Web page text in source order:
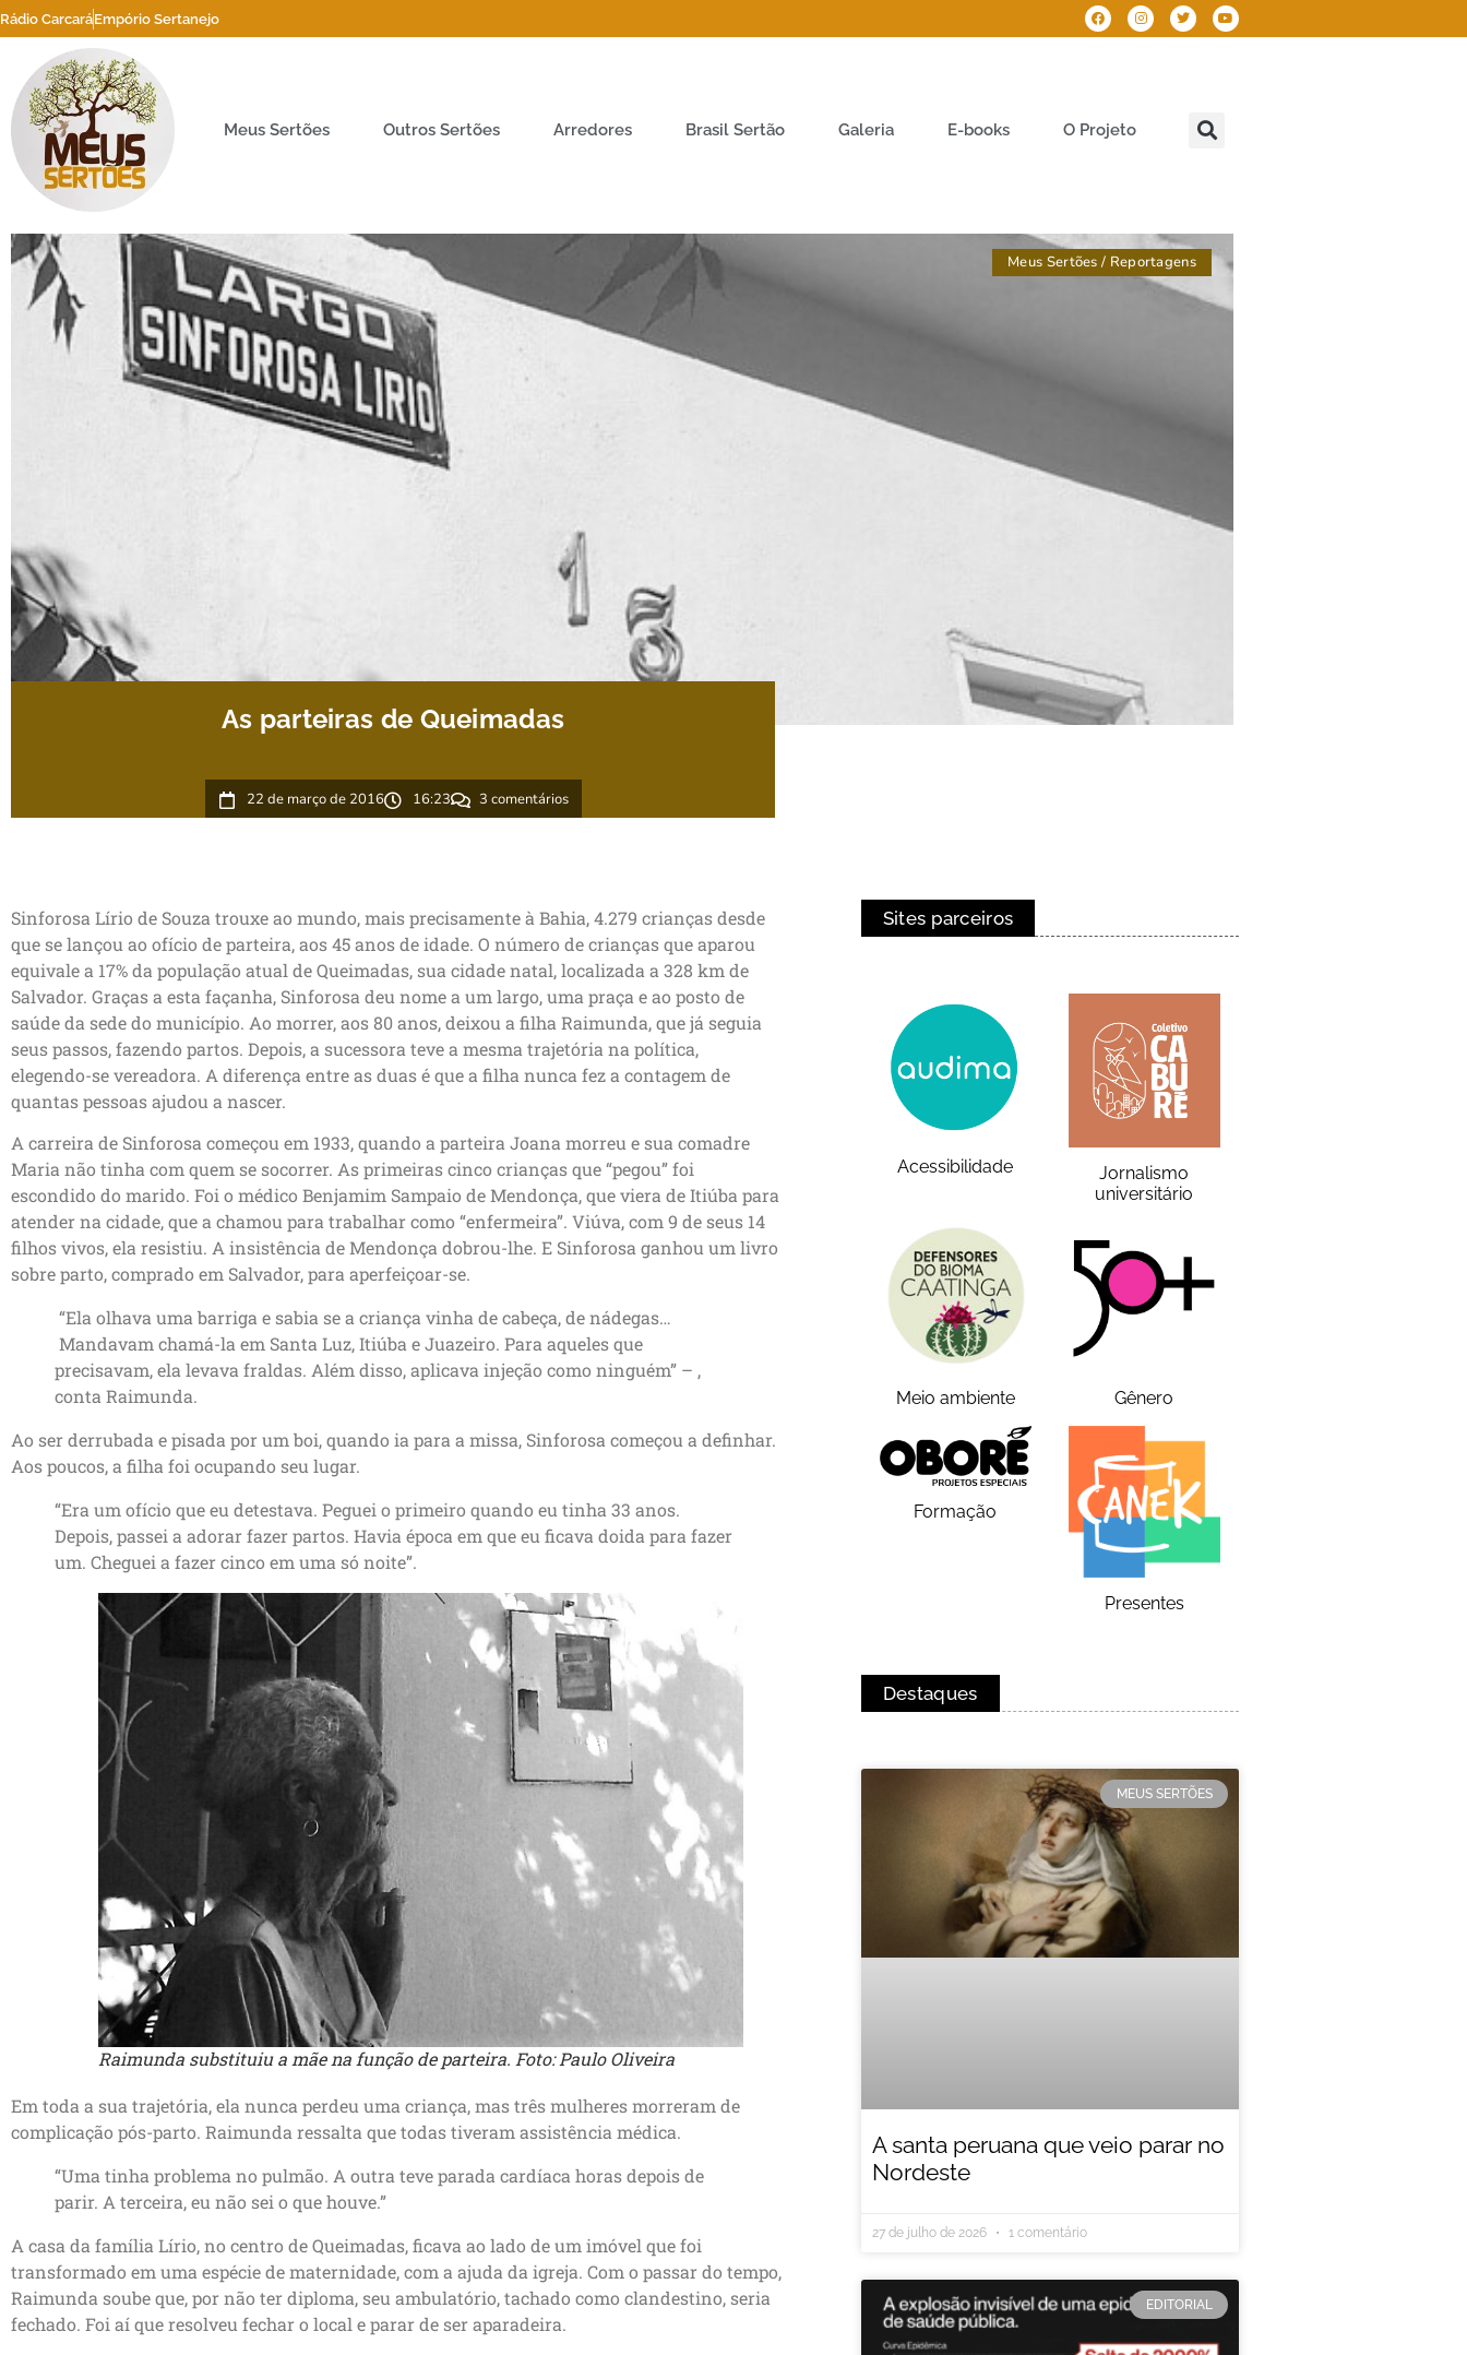
Rádio CarcaráEmpório Sertanejo
Meus Sertões Outros Sertões Arredores Brasil Sertão Galeria E-books O Projeto
Meus Sertões / Reportagens
As parteiras de Queimadas
22 de março de 2016 16:23 3 comentários
Sinforosa Lírio de Souza trouxe ao mundo, mais precisamente à Bahia, 4.279 crianças desde
que se lançou ao ofício de parteira, aos 45 anos de idade. O número de crianças que aparou
equivale a 17% da população atual de Queimadas, sua cidade natal, localizada a 328 km de
Salvador. Graças a esta façanha, Sinforosa deu nome a um largo, uma praça e ao posto de
saúde da sede do município. Ao morrer, aos 80 anos, deixou a filha Raimunda, que já seguia
seus passos, fazendo partos. Depois, a sucessora teve a mesma trajetória na política,
elegendo-se vereadora. A diferença entre as duas é que a filha nunca fez a contagem de
quantas pessoas ajudou a nascer.
A carreira de Sinforosa começou em 1933, quando a parteira Joana morreu e sua comadre
Maria não tinha com quem se socorrer. As primeiras cinco crianças que “pegou” foi
escondido do marido. Foi o médico Benjamim Sampaio de Mendonça, que viera de Itiúba para
atender na cidade, que a chamou para trabalhar como “enfermeira”. Viúva, com 9 de seus 14
filhos vivos, ela resistiu. A insistência de Mendonça dobrou-lhe. E Sinforosa ganhou um livro
sobre parto, comprado em Salvador, para aperfeiçoar-se.
“Ela olhava uma barriga e sabia se a criança vinha de cabeça, de nádegas…
Mandavam chamá-la em Santa Luz, Itiúba e Juazeiro. Para aqueles que
precisavam, ela levava fraldas. Além disso, aplicava injeção como ninguém” – ,
conta Raimunda.
Ao ser derrubada e pisada por um boi, quando ia para a missa, Sinforosa começou a definhar.
Aos poucos, a filha foi ocupando seu lugar.
“Era um ofício que eu detestava. Peguei o primeiro quando eu tinha 33 anos.
Depois, passei a adorar fazer partos. Havia época em que eu ficava doida para fazer
um. Cheguei a fazer cinco em uma só noite”.
Raimunda substituiu a mãe na função de parteira. Foto: Paulo Oliveira
Em toda a sua trajetória, ela nunca perdeu uma criança, mas três mulheres morreram de
complicação pós-parto. Raimunda ressalta que todas tiveram assistência médica.
“Uma tinha problema no pulmão. A outra teve parada cardíaca horas depois de
parir. A terceira, eu não sei o que houve.”
A casa da família Lírio, no centro de Queimadas, ficava ao lado de um imóvel que foi
transformado em uma espécie de maternidade, com a ajuda da igreja. Com o passar do tempo,
Raimunda soube que, por não ter diploma, seu ambulatório, tachado como clandestino, seria
fechado. Foi aí que resolveu fechar o local e parar de ser aparadeira.
Sites parceiros
Acessibilidade
Jornalismo
universitário
Meio ambiente Gênero
Formação
Presentes
Destaques
MEUS SERTÕES
A santa peruana que veio parar no
Nordeste
27 de julho de 2026 1 comentário
EDITORIAL